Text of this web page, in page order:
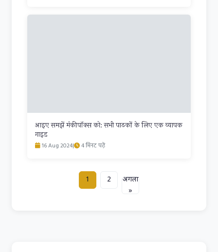
आइए समझें मंकीपॉक्स को: सभी पाठकों के लिए एक व्यापक
गाइड
16 Aug 2024| 4 मिनट पढ़ें
1 2
अगला
»